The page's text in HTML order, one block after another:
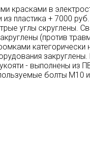
красками в
пластика + 7000
углы скруглены.
(против
категорически
- выполнены из
болты М10